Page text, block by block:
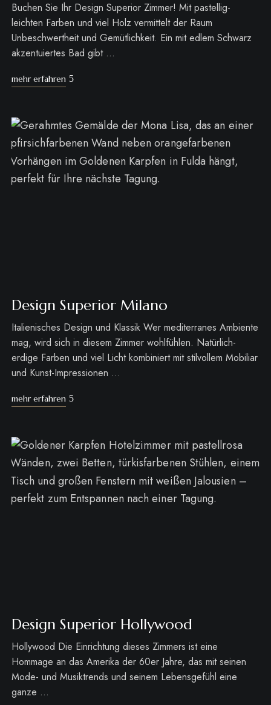
Buchen Sie Ihr Design Superior Zimmer! Mit pastellig-
leichten Farben und viel Holz vermittelt der Raum
Unbeschwertheit und Gemütlichkeit. Ein mit edlem Schwarz
akzentuiertes Bad gibt …
mehr erfahren
Design Superior Milano
Italienisches Design und Klassik Wer mediterranes Ambiente
mag, wird sich in diesem Zimmer wohlfühlen. Natürlich-
erdige Farben und viel Licht kombiniert mit stilvollem Mobiliar
und Kunst-Impressionen …
mehr erfahren
Design Superior Hollywood
Hollywood Die Einrichtung dieses Zimmers ist eine
Hommage an das Amerika der 60er Jahre, das mit seinen
Mode- und Musiktrends und seinem Lebensgefühl eine
ganze …